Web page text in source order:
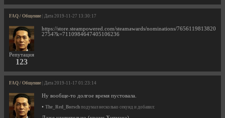
FAQ / Общение | Дата 2019-11-27 13:30:17
Репутация
123
https://store.steampowered.com/steamawards/nominations/7656119813820
2754?k=7110984647405106236
FAQ / Общение | Дата 2019-11-17 01:23:14
Ну вообще-то долгое время пустовала.
• The_Red_Borsch подумал несколько секунд и добавил: